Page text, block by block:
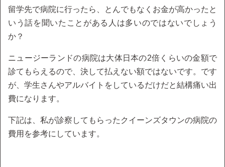
留学先で病院に行ったら、とんでもなくお金が高かったと
いう話を聞いたことがある人は多いのではないでしょう
か？
ニュージーランドの病院は大体日本の2倍くらいの金額で
診てもらえるので、決して払えない額ではないです。です
が、学生さんやアルバイトをしているだけだと結構痛い出
費になります。
下記は、私が診察してもらったクイーンズタウンの病院の
費用を参考にしています。